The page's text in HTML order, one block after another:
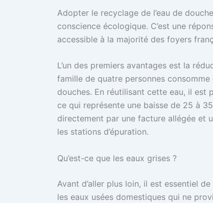
Adopter le recyclage de l’eau de
conscience écologique. C’est une
accessible à la majorité des foyers
L’un des premiers avantages est la
famille de quatre personnes
douches. En réutilisant cette eau, il est
ce qui représente une baisse de 25 à
directement par une facture allégée et
les stations d’épuration.
Qu’est-ce que les eaux grises ?
Avant d’aller plus loin, il est essentiel
les eaux usées domestiques qui ne